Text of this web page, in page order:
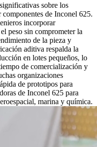
sobre los
de Inconel 625.
incorporar
peso sin comprometer la
de la pieza y
aditiva respalda la
en lotes pequeños, lo
de comercialización y
organizaciones
de prototipos para
de Inconel 625 para
marina y química.